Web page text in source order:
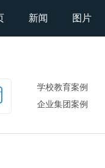
新闻 图片
学校教育案例
企业集团案例